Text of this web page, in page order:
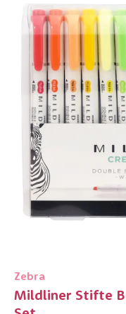
Zebra
Mildliner Stifte